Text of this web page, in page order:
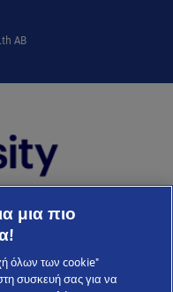
AB
εταιρεία υγιεινής και
και οι υπηρεσίες μας
ανθρώπους σε
τα εμπόδια
των ασθενών,
μια πιο
όλων των cookie"
συσκευή σας για να